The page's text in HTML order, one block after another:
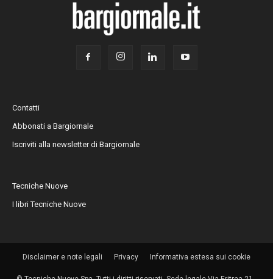
Contatti
Abbonati a Bargiornale
Iscriviti alla newsletter di Bargiornale
Tecniche Nuove
I libri Tecniche Nuove
Disclaimer e note legali Privacy Informativa estesa sui cookie